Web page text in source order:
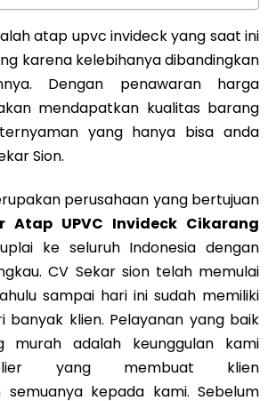
atap upvc invideck yang saat ini
karena kelebihanya dibandingkan
Dengan penawaran harga
mendapatkan kualitas barang
yang hanya bisa anda
Sion.
perusahaan yang bertujuan
Atap UPVC Invideck Cikarang
ke seluruh Indonesia dengan
CV Sekar sion telah memulai
sampai hari ini sudah memiliki
banyak klien. Pelayanan yang baik
murah adalah keunggulan kami
yang membuat klien
semuanya kepada kami. Sebelum